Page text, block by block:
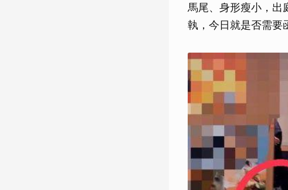
馬尾、身形瘦小，出
執，今日就是否需要